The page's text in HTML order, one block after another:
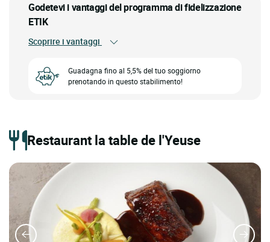
Godetevi i vantaggi del programma di fidelizzazione
ETIK
Scoprire i vantaggi
Guadagna fino al 5,5% del tuo soggiorno
prenotando in questo stabilimento!
Restaurant la table de l'Yeuse